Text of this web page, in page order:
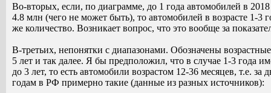
Во-вторых, если, по диаграмме, до 1 года автомобилей в
4.8 млн (чего не может быть), то автомобилей в возрасте 1-3
же количество. Возникает вопрос, что это вообще за
В-третьих, непонятки с диапазонами. Обозначены
5 лет и так далее. Я бы предположил, что в случае 1-3 года
до 3 лет, то есть автомобили возрастом 12-36 месяцев, т.е. за
годам в РФ примерно такие (данные из разных источников):